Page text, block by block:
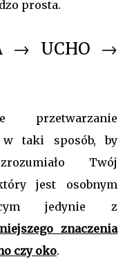
prosta.
→ UCHO →
przetwarzanie
w taki sposób, by
Twój
jest osobnym
jedynie z
znaczenia
czy oko.